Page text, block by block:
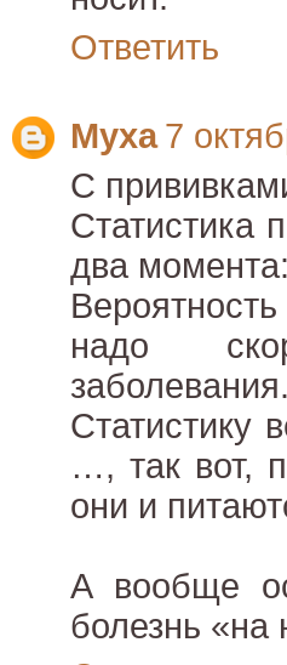
Ответить
Муха 7
С
Статистика
два момента:
надо
заболевания.
Статистику
…, так вот,
они и
А вообще
болезнь «на